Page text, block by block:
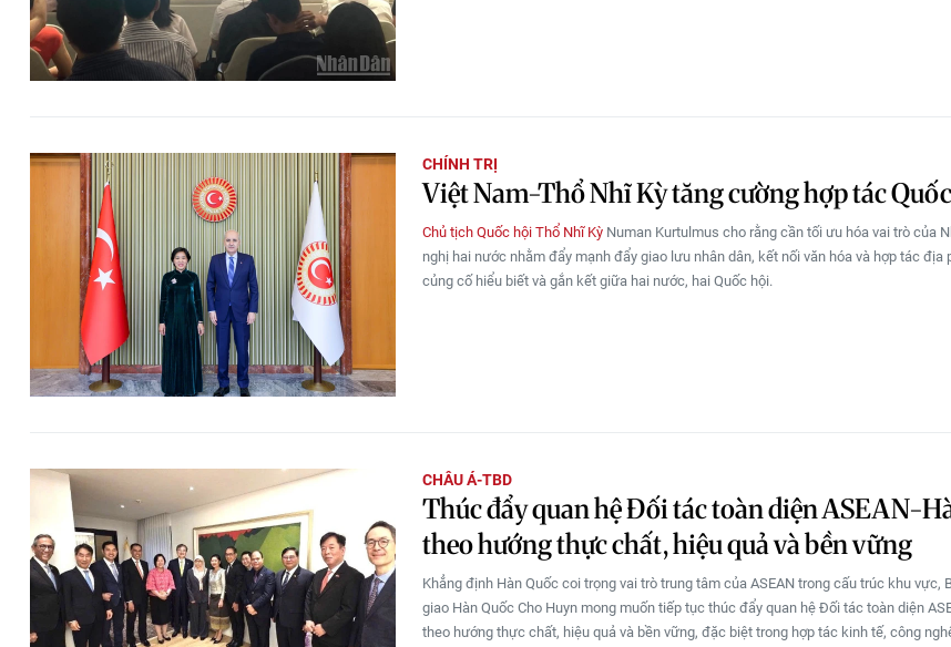
CHÍNH TRỊ
Việt Nam-Thổ Nhĩ Kỳ tăng cường hợp tác
Chủ tịch Quốc hội Thổ Nhĩ Kỳ Numan Kurtulmus cho rằng cần tối ưu hóa vai trò của
nghị hai nước nhằm đẩy mạnh đẩy giao lưu nhân dân, kết nối văn hóa và hợp tác địa
củng cố hiểu biết và gắn kết giữa hai nước, hai Quốc hội.
CHÂU Á-TBD
Thúc đẩy quan hệ Đối tác toàn diện ASEAN-
theo hướng thực chất, hiệu quả và bền vững
Khẳng định Hàn Quốc coi trọng vai trò trung tâm của ASEAN trong cấu trúc khu vực,
giao Hàn Quốc Cho Huyn mong muốn tiếp tục thúc đẩy quan hệ Đối tác toàn diện
theo hướng thực chất, hiệu quả và bền vững, đặc biệt trong hợp tác kinh tế, công